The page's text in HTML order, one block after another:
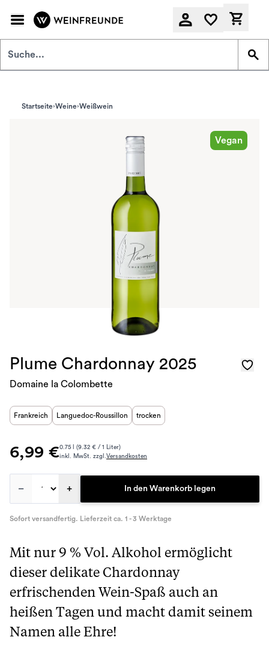
Startseite Weine Weißwein
Vegan
Plume Chardonnay 2025
Domaine la Colombette
Frankreich Languedoc-Roussillon trocken
6,99 €0.75 l (9.32 € / 1 Liter)
inkl. MwSt. zzgl.Versandkosten
– + In den Warenkorb legen
Sofort versandfertig. Lieferzeit ca. 1 - 3 Werktage
Mit nur 9 % Vol. Alkohol ermöglicht
dieser delikate Chardonnay
erfrischenden Wein-Spaß auch an
heißen Tagen und macht damit seinem
Namen alle Ehre!